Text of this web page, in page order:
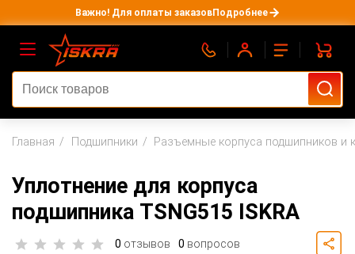
Важно! Для оплаты заказовПодробнее
Главная Подшипники Разъемные корпуса подшипников и
Уплотнение для корпуса
подшипника TSNG515 ISKRA
0 отзывов 0 вопросов